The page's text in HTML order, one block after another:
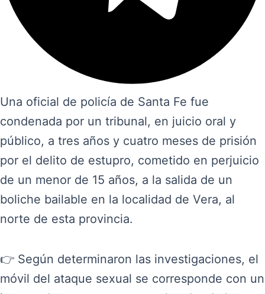
Una oficial de policía de Santa Fe fue
condenada por un tribunal, en juicio oral y
público, a tres años y cuatro meses de prisión
por el delito de estupro, cometido en perjuicio
de un menor de 15 años, a la salida de un
boliche bailable en la localidad de Vera, al
norte de esta provincia.
👉 Según determinaron las investigaciones, el
móvil del ataque sexual se corresponde con un